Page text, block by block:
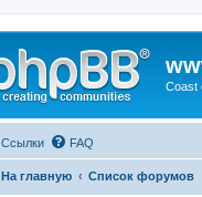
Coast
Ссылки FAQ
На главную Список форумов